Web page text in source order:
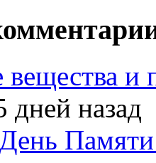
вещества и
дней назад